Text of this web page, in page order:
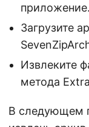
приложение.
Загрузите
Извлеките
метода
В следующем